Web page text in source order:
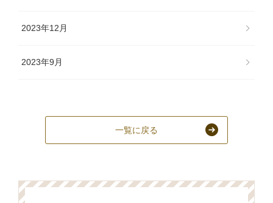
2023年12月
2023年9月
一覧に戻る